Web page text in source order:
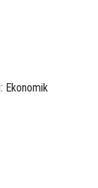
Ekonomik